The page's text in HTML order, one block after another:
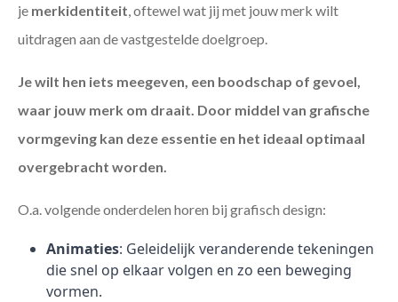
je merkidentiteit , oftewel wat jij met jouw merk wilt
uitdragen aan de vastgestelde doelgroep.
Je wilt hen iets meegeven, een boodschap of gevoel,
waar jouw merk om draait. Door middel van grafische
vormgeving kan deze essentie en het ideaal optimaal
overgebracht worden.
O.a. volgende onderdelen horen bij grafisch design:
Animaties: Geleidelijk veranderende tekeningen
die snel op elkaar volgen en zo een beweging
vormen.